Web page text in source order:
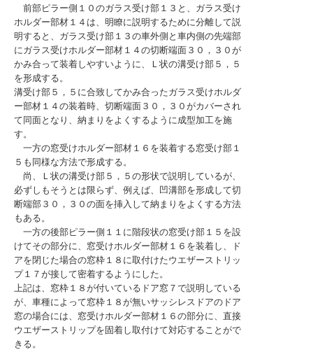
前部ピラー側１０のガラス受け部１３と、ガラス受け
ホルダー部材１４は、明瞭に説明するために分離して説
明すると、ガラス受け部１３の車外側と車内側の先端部
にガラス受けホルダー部材１４の切断端面３０，３０が
かみ合って装着しやすいように、Ｌ状の溝受け部５，５
を形成する。
溝受け部５，５に合致してかみ合ったガラス受けホルダ
ー部材１４の装着時、切断端面３０，３０がカバーされ
て同面となり、納まりをよくするように成型加工を施
す。
一方の窓受けホルダー部材１６を装着する窓受け部１
５も同様な方法で形成する。
尚、Ｌ状の溝受け部５，５の形状で説明しているが、
必ずしもそうとは限らず、例えば、凹溝部を形成して切
断端部３０，３０の面を挿入して納まりをよくする方法
もある。
一方の後部ピラー側１１に階段状の窓受け部１５を設
けてその部分に、窓受けホルダー部材１６を装着し、ド
アを閉じた場合の窓枠１８に取付けたウエザーストリッ
プ１７が接して密着するようにした。
上記は、窓枠１８が付いているドア窓７で説明している
が、車種によって窓枠１８が無いサッシレスドアのドア
窓の場合には、窓受けホルダー部材１６の部分に、直接
ウエザーストリップを固着し取付けて対応することがで
きる。